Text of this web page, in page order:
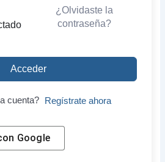
¿Olvidaste la
contraseña?
Acceder
cuenta? Regístrate ahora
Google